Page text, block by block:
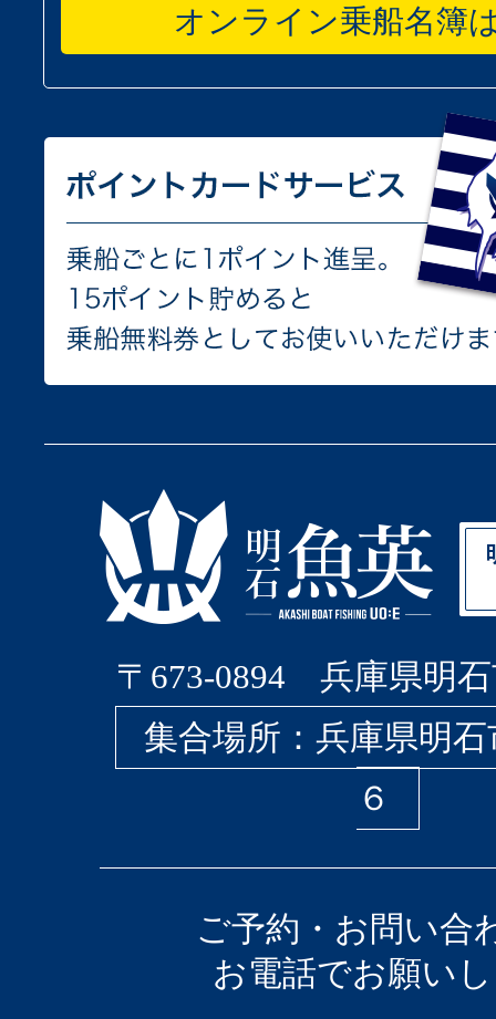
オンライン乗船名簿
〒673-0894 兵庫県明石
集合場所：兵庫県明
６
ご予約・お問い合
お電話でお願い